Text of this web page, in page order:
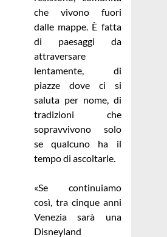
che vivono fuori
dalle mappe. È fatta
di paesaggi da
attraversare
lentamente, di
piazze dove ci si
saluta per nome, di
tradizioni che
sopravvivono solo
se qualcuno ha il
tempo di ascoltarle.
«Se continuiamo
così, tra cinque anni
Venezia sarà una
Disneyland